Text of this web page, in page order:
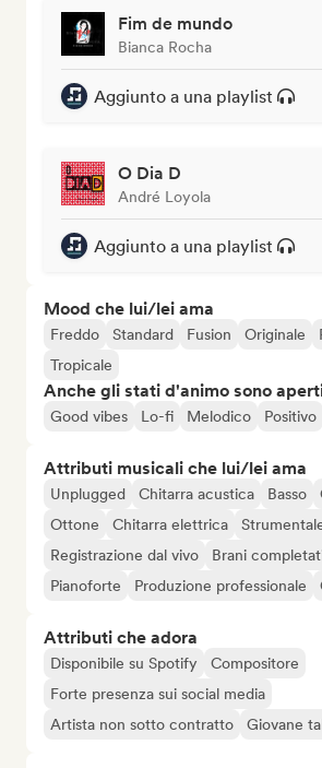
Fim de mundo
Bianca Rocha
Aggiunto a una playlist
O Dia D
André Loyola
Aggiunto a una playlist
Mood che lui/lei ama
Freddo Standard Fusion Originale
Tropicale
Anche gli stati d'animo sono
Good vibes Lo-fi Melodico Positivo
Attributi musicali che lui/lei ama
Unplugged Chitarra acustica Basso
Ottone
Chitarra elettrica
Registrazione dal vivo
Brani
Pianoforte
Produzione professionale
Attributi che adora
Disponibile su Spotify
Compositore
Forte presenza sui social media
Artista non sotto contratto
Giovane